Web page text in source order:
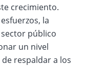
crecimiento.
la
público
un nivel
respaldar a los